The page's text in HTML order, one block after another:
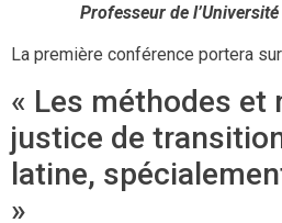
Professeur de
La première conférence portera
« Les méthodes et
justice de
latine,
»